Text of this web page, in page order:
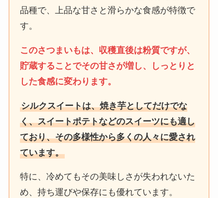
品種で、上品な甘さと滑らかな食感が特徴で
す。
このさつまいもは、収穫直後は粉質ですが、
貯蔵することでその甘さが増し、しっとりと
した食感に変わります。
シルクスイートは、焼き芋としてだけでな
く、スイートポテトなどのスイーツにも適し
ており、その多様性から多くの人々に愛され
ています。
特に、冷めてもその美味しさが失われないた
め、持ち運びや保存にも優れています。